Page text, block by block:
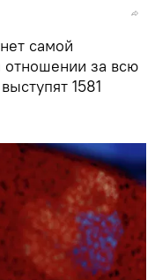
самой
отношении за всю
1581